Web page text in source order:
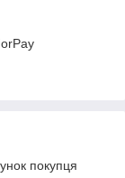
покупця